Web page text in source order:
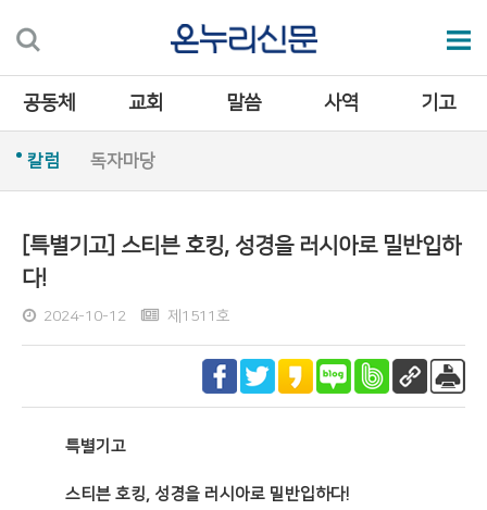
공동체 교회 말씀 사역 기고
칼럼 독자마당
[특별기고] 스티븐 호킹, 성경을 러시아로 밀반입하
다!
2024-10-12 제1511호
특별기고
스티븐 호킹, 성경을 러시아로 밀반입하다!